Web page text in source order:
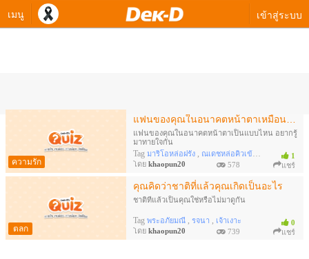
เมนู เข้าสู่ระบบ
ความรัก
1
แฟนของคุณในอนาคตหน้าตาเป็นแบบไหน อยากรู้
มาทายใจกัน
Tag มาริโอหล่อฝรั่ง , ณเดชหล่อคิวเข้ม ,
ตง ตงหล่อขา
โดย khaopun20 578 แชร์
ตลก
คุณคิดว่าชาติที่แล้วคุณเกิดเป็นอะไร
0
ชาติที่แล้วเป็นคุณใช่หรือไม่มาดูกัน
Tag พระอภัยมณี , รจนา , เจ้าเงาะ
โดย khaopun20 739 แชร์